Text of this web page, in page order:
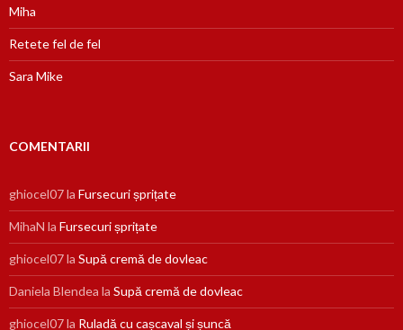
Miha
Retete fel de fel
Sara Mike
COMENTARII
ghiocel07la Fursecuri șprițate
MihaN la Fursecuri șprițate
ghiocel07la Supă cremă de dovleac
Daniela Blendea la Supă cremă de dovleac
ghiocel07la Ruladă cu cașcaval și șuncă